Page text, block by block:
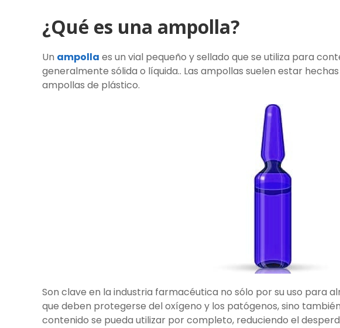
¿Qué es una ampolla?
Un ampolla es un vial pequeño y sellado que se utiliza para
generalmente sólida o líquida.. Las ampollas suelen estar
ampollas de plástico.
Son clave en la industria farmacéutica no sólo por su uso para
que deben protegerse del oxígeno y los patógenos, sino
contenido se pueda utilizar por completo, reduciendo el